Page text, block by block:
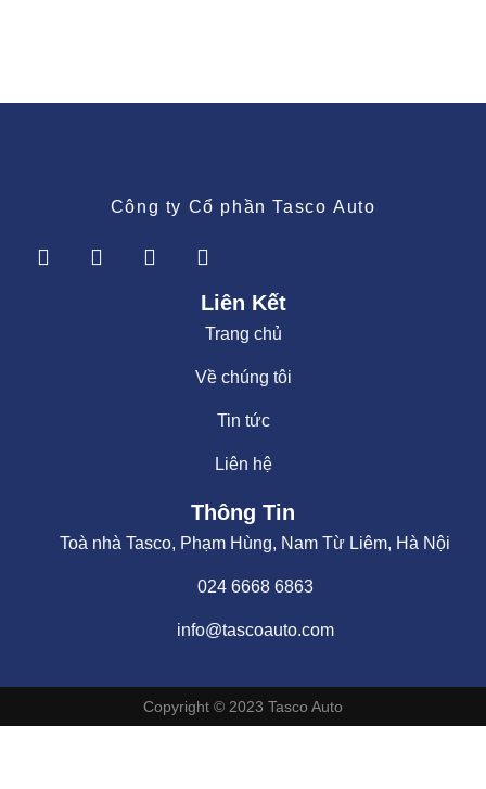
Công ty Cổ phần Tasco Auto
Liên Kết
Trang chủ
Về chúng tôi
Tin tức
Liên hệ
Thông Tin
Toà nhà Tasco, Phạm Hùng, Nam Từ Liêm, Hà Nội
024 6668 6863
info@tascoauto.com
Copyright © 2023 Tasco Auto